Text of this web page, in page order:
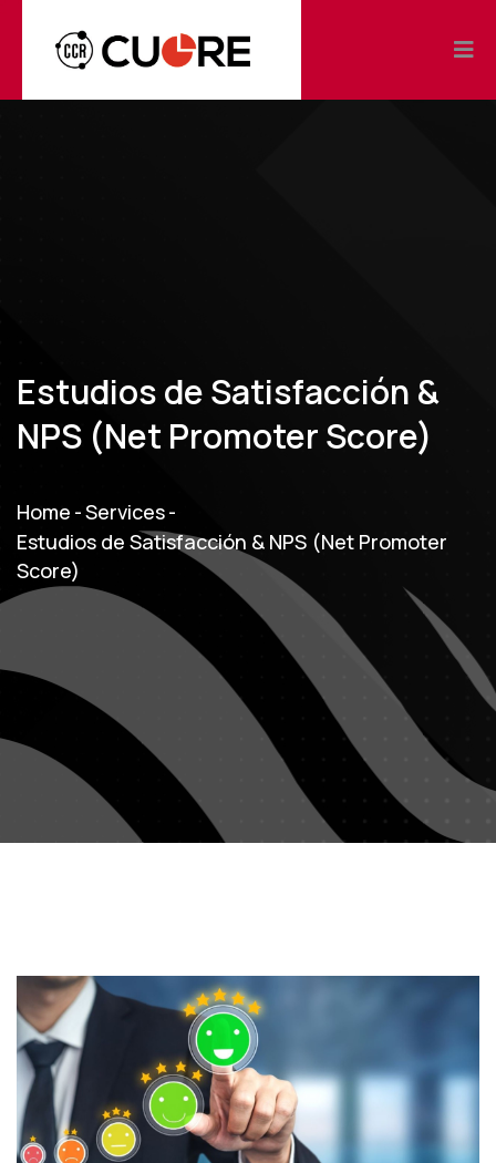
Estudios de Satisfacción &
NPS (Net Promoter Score)
Home -Services-
Estudios de Satisfacción & NPS (Net Promoter
Score)